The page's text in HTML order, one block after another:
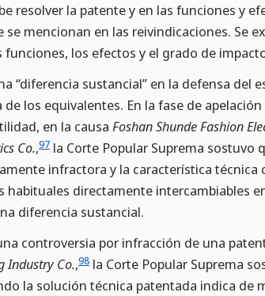
resolver la patente y en las funciones y
mencionan en las reivindicaciones. Se
los efectos y el grado de
“diferencia sustancial” en la defensa del
los equivalentes. En la fase de
en la causa Foshan Shunde Fashion
Co.,97 la Corte Popular Suprema sostuvo
infractora y la característica
directamente intercambiables
diferencia sustancial.
controversia por infracción de una
Industry Co.,98 la Corte Popular Suprema
la solución técnica patentada indica de